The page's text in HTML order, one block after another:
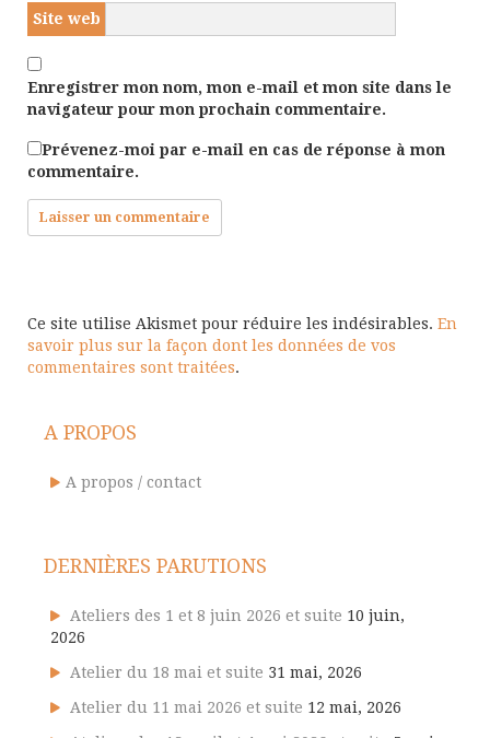
Site web
Enregistrer mon nom, mon e-mail et mon site dans le
navigateur pour mon prochain commentaire.
Prévenez-moi par e-mail en cas de réponse à mon
commentaire.
Ce site utilise Akismet pour réduire les indésirables. En
savoir plus sur la façon dont les données de vos
commentaires sont traitées.
A PROPOS
A propos / contact
DERNIÈRES PARUTIONS
Ateliers des 1 et 8 juin 2026 et suite 10 juin,
2026
Atelier du 18 mai et suite 31 mai, 2026
Atelier du 11 mai 2026 et suite 12 mai, 2026